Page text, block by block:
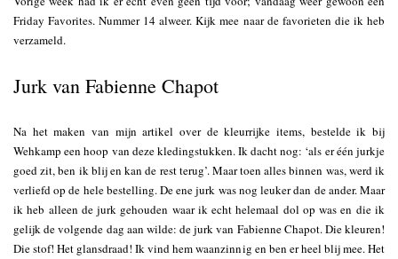
Friday Favorites. Nummer 14 alweer. Kijk mee naar de favorieten die ik heb
verzameld.
Jurk van Fabienne Chapot
Na het maken van mijn artikel over de kleurrijke items, bestelde ik bij
Wehkamp een hoop van deze kledingstukken. Ik dacht nog: ‘als er één jurkje
goed zit, ben ik blij en kan de rest terug’. Maar toen alles binnen was, werd ik
verliefd op de hele bestelling. De ene jurk was nog leuker dan de ander. Maar
ik heb alleen de jurk gehouden waar ik echt helemaal dol op was en die ik
gelijk de volgende dag aan wilde: de jurk van Fabienne Chapot. Die kleuren!
Die stof! Het glansdraad! Ik vind hem waanzinnig en ben er heel blij mee. Het